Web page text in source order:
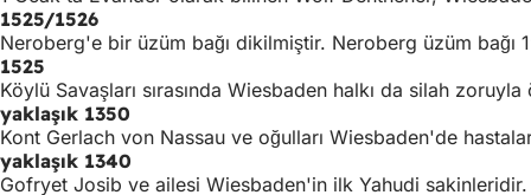
ı
n
ı
z
:
1525/1526
Neroberg'e bir üzüm bağı dikilmiştir. Neroberg üzüm
1525
Köylü Savaşları sırasında Wiesbaden halkı da silah
yaklaşık 1350
Kont Gerlach von Nassau ve oğulları Wiesbaden'de
yaklaşık 1340
Gofryet Josib ve ailesi Wiesbaden'in ilk Yahudi sakinleridir.